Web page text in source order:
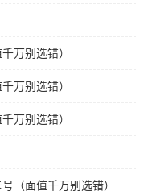
万别选错）
万别选错）
万别选错）
（面值千万别选错）